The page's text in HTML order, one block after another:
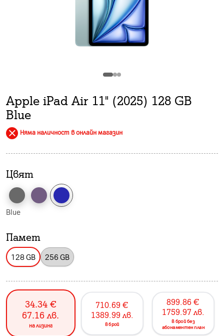
Apple iPad Air 11" (2025) 128 GB
Blue
Няма наличност в онлайн магазин
Цвят
Blue
Памет
128 GB 256 GB
34.34 €
67.16 лв.
на лизинг
710.69 €
1389.99 лв.
в брой
899.86 €
1759.97 лв.
в брой без
абонаментен план